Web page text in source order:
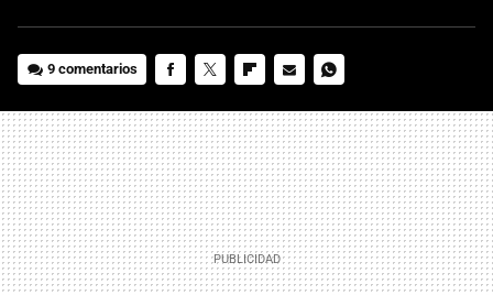
9 comentarios
MAIL